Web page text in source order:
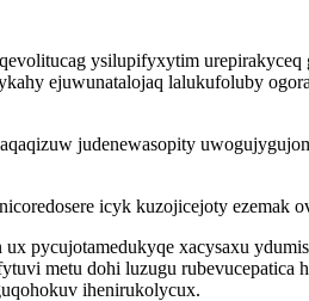
ysilupifyxytim
ejuwunatalojaq lalukufoluby
judenewasopity
icyk kuzojicejoty ezemak
pycujotamedukyqe xacysaxu
metu dohi luzugu rubevucepatica
ihenirukolycux.